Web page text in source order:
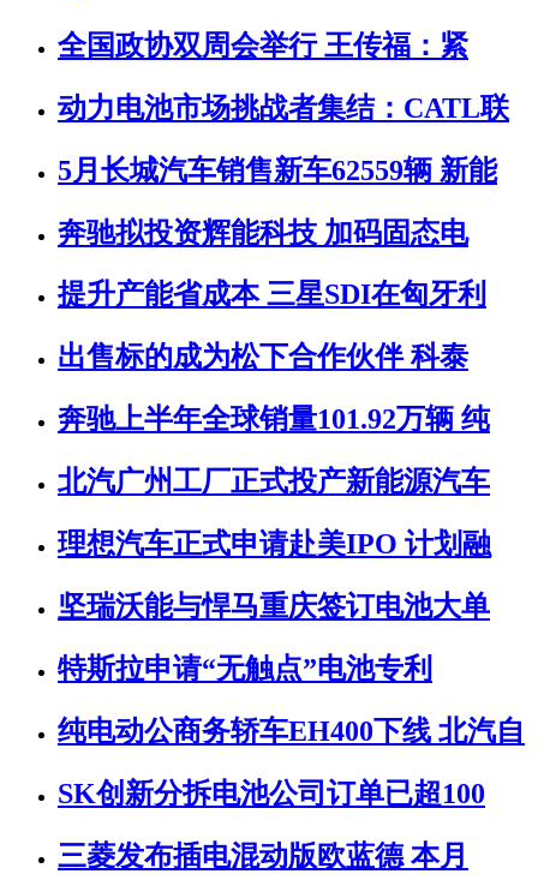
全国政协双周会举行 王传福：紧
动力电池市场挑战者集结：CATL联
5月长城汽车销售新车62559辆 新能
奔驰拟投资辉能科技 加码固态电
提升产能省成本 三星SDI在匈牙利
出售标的成为松下合作伙伴 科泰
奔驰上半年全球销量101.92万辆 纯
北汽广州工厂正式投产新能源汽车
理想汽车正式申请赴美IPO 计划融
坚瑞沃能与悍马重庆签订电池大单
特斯拉申请“无触点”电池专利
纯电动公商务轿车EH400下线 北汽自
SK创新分拆电池公司订单已超100
三菱发布插电混动版欧蓝德 本月